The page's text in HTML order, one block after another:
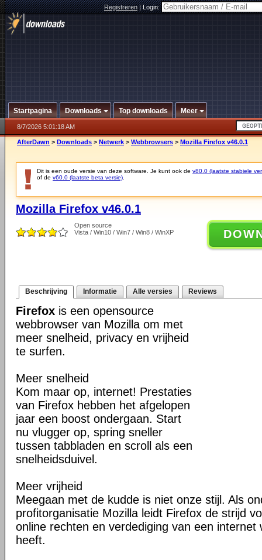
Registreren|Login:
Startpagina Downloads Top downloads Meer
8/7/2026 5:01:18 AM
AfterDawn > Downloads > Netwerk > Webbrowsers > Mozilla Firefox v46.0.1
Dit is een oude versie van deze software. Je kunt ook de v80.0 (laatste stabiele
of de v60.0 (laatste beta versie)
Mozilla Firefox v46.0.1
Open source
Vista / Win10 / Win7 / Win8 / WinXP
Beschrijving Informatie Alle versies Reviews
Firefox is een opensource
webbrowser van Mozilla om met
meer snelheid, privacy en vrijheid
te surfen.
Meer snelheid
Kom maar op, internet! Prestaties
van Firefox hebben het afgelopen
jaar een boost ondergaan. Start
nu vlugger op, spring sneller
tussen tabbladen en scroll als een
snelheidsduivel.
Meer vrijheid
Meegaan met de kudde is niet onze stijl. Als
profitorganisatie Mozilla leidt Firefox de strijd
online rechten en verdediging van een internet
heeft.